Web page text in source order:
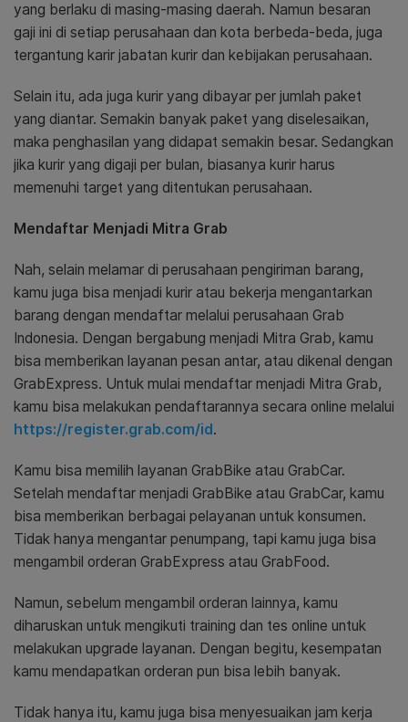
yang berlaku di masing-masing daerah. Namun besaran
gaji ini di setiap perusahaan dan kota berbeda-beda, juga
tergantung karir jabatan kurir dan kebijakan perusahaan.
Selain itu, ada juga kurir yang dibayar per jumlah paket
yang diantar. Semakin banyak paket yang diselesaikan,
maka penghasilan yang didapat semakin besar. Sedangkan
jika kurir yang digaji per bulan, biasanya kurir harus
memenuhi target yang ditentukan perusahaan.
Mendaftar Menjadi Mitra Grab
Nah, selain melamar di perusahaan pengiriman barang,
kamu juga bisa menjadi kurir atau bekerja mengantarkan
barang dengan mendaftar melalui perusahaan Grab
Indonesia. Dengan bergabung menjadi Mitra Grab, kamu
bisa memberikan layanan pesan antar, atau dikenal dengan
GrabExpress. Untuk mulai mendaftar menjadi Mitra Grab,
kamu bisa melakukan pendaftarannya secara online melalui
https://register.grab.com/id.
Kamu bisa memilih layanan GrabBike atau GrabCar.
Setelah mendaftar menjadi GrabBike atau GrabCar, kamu
bisa memberikan berbagai pelayanan untuk konsumen.
Tidak hanya mengantar penumpang, tapi kamu juga bisa
mengambil orderan GrabExpress atau GrabFood.
Namun, sebelum mengambil orderan lainnya, kamu
diharuskan untuk mengikuti training dan tes online untuk
melakukan upgrade layanan. Dengan begitu, kesempatan
kamu mendapatkan orderan pun bisa lebih banyak.
Tidak hanya itu, kamu juga bisa menyesuaikan jam kerja